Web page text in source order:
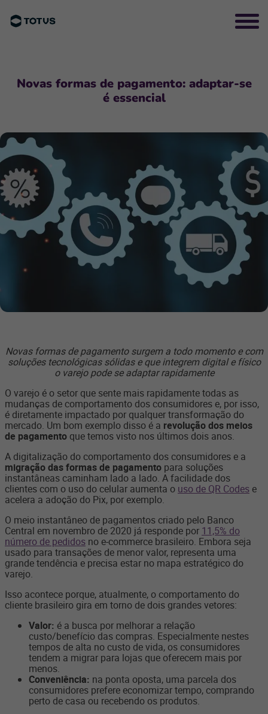
Novas formas de pagamento: adaptar-se
é essencial
Novas formas de pagamento surgem a todo momento e com
soluções tecnológicas sólidas e que integrem digital e físico
o varejo pode se adaptar rapidamente
O varejo é o setor que sente mais rapidamente todas as
mudanças de comportamento dos consumidores e, por isso,
é diretamente impactado por qualquer transformação do
mercado. Um bom exemplo disso é a revolução dos meios
de pagamento que temos visto nos últimos dois anos.
A digitalização do comportamento dos consumidores e a
migração das formas de pagamento para soluções
instantâneas caminham lado a lado. A facilidade dos
clientes com o uso do celular aumenta o uso de QR Codes e
acelera a adoção do Pix, por exemplo.
O meio instantâneo de pagamentos criado pelo Banco
Central em novembro de 2020 já responde por 11,5% do
número de pedidos no e-commerce brasileiro. Embora seja
usado para transações de menor valor, representa uma
grande tendência e precisa estar no mapa estratégico do
varejo.
Isso acontece porque, atualmente, o comportamento do
cliente brasileiro gira em torno de dois grandes vetores:
Valor: é a busca por melhorar a relação
custo/benefício das compras. Especialmente nestes
tempos de alta no custo de vida, os consumidores
tendem a migrar para lojas que oferecem mais por
menos.
Conveniência: na ponta oposta, uma parcela dos
consumidores prefere economizar tempo, comprando
perto de casa ou recebendo os produtos.